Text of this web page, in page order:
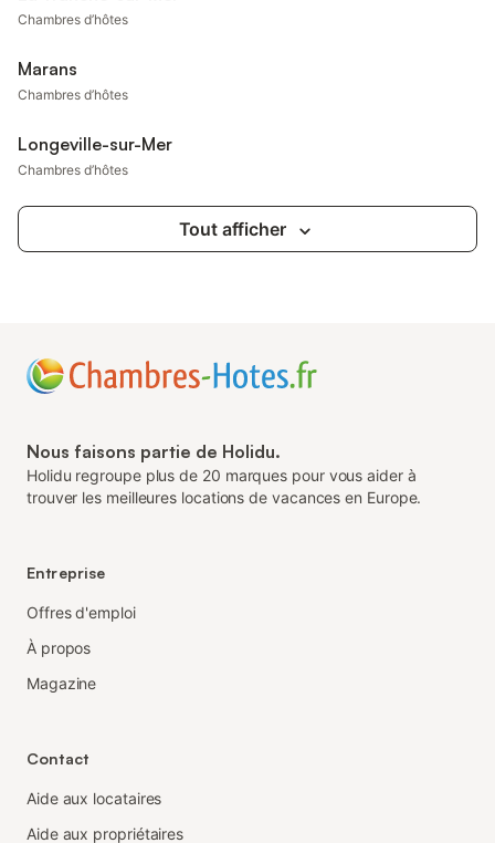
Chambres d’hôtes
Marans
Chambres d’hôtes
Longeville-sur-Mer
Chambres d’hôtes
Tout afficher
Nous faisons partie de Holidu.
Holidu regroupe plus de 20 marques pour vous aider à
trouver les meilleures locations de vacances en Europe.
Entreprise
Offres d'emploi
À propos
Magazine
Contact
Aide aux locataires
Aide aux propriétaires